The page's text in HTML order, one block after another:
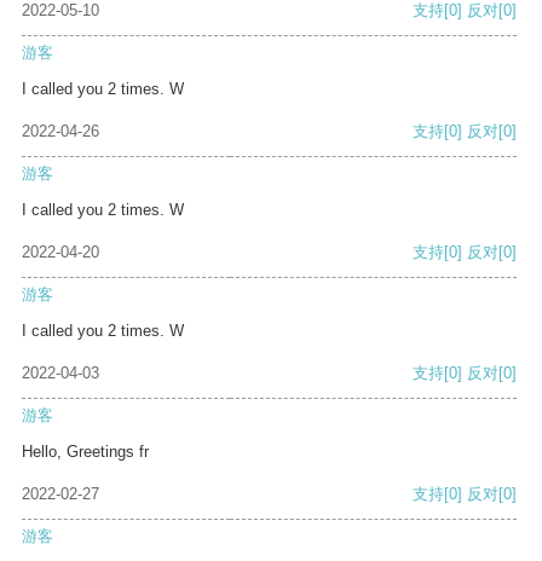
2022-05-10 支持[0] 反对[0]
游客
I called you 2 times. W
2022-04-26 支持[0] 反对[0]
游客
I called you 2 times. W
2022-04-20 支持[0] 反对[0]
游客
I called you 2 times. W
2022-04-03 支持[0] 反对[0]
游客
Hello, Greetings fr
2022-02-27 支持[0] 反对[0]
游客